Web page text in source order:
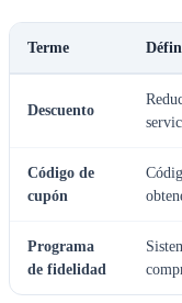
Terme
Descuento
Código de
cupón
Programa
de fidelidad